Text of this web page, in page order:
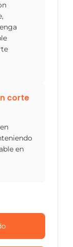
corte
en